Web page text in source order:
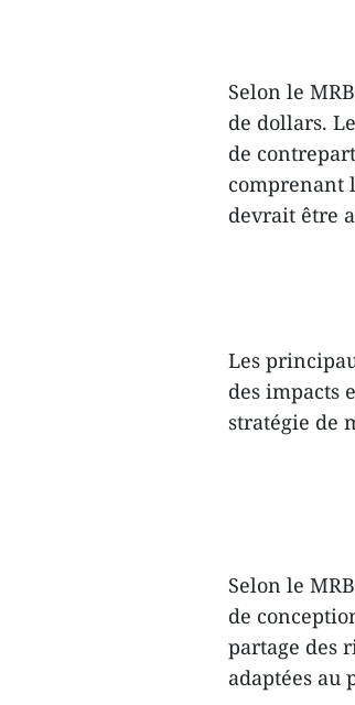
Selon le
de dollars.
de
comprenant
devrait être
Les
des impacts
stratégie de
Selon le
de
partage des
adaptées au